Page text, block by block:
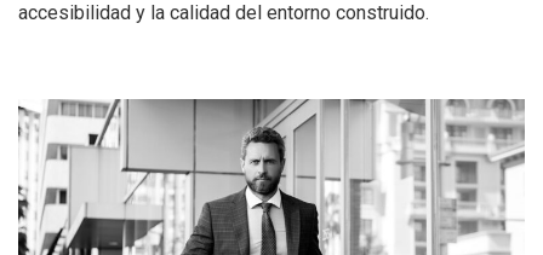
accesibilidad y la calidad del entorno construido.